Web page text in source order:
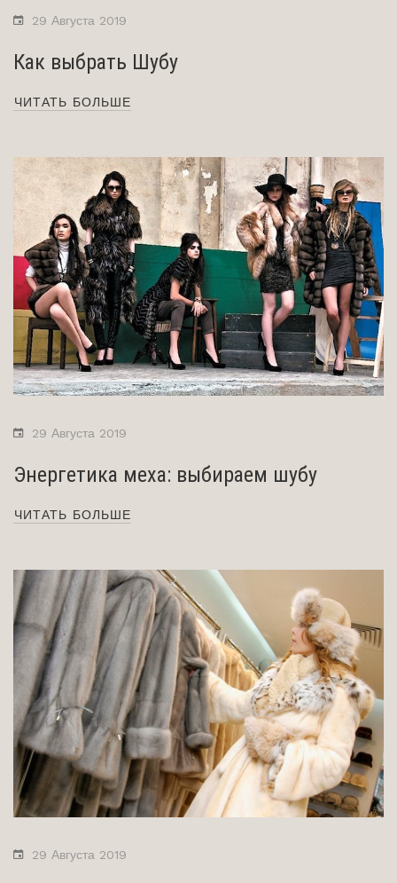
29 Августа 2019
Как выбрать Шубу
ЧИТАТЬ БОЛЬШЕ
29 Августа 2019
Энергетика меха: выбираем шубу
ЧИТАТЬ БОЛЬШЕ
29 Августа 2019